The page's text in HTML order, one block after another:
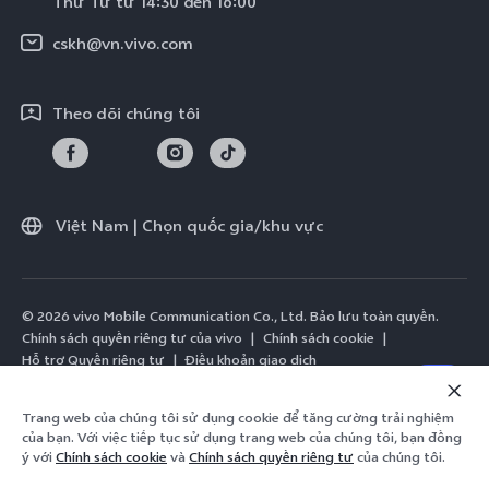
Truy vấn tiến độ sửa chữa
Chính sách bảo hành của vivo
Tải LUTs để khôi phục Log
Tính Bền Vững
cskh@vn.vivo.com
Theo dõi chúng tôi
Việt Nam | Chọn quốc gia/khu vực
© 2026 vivo Mobile Communication Co., Ltd. Bảo lưu toàn quyền.
Chính sách quyền riêng tư của vivo | Chính sách cookie |
Hỗ trợ Quyền riêng tư | Điều khoản giao dịch
Trang web của chúng tôi sử dụng cookie để tăng cường trải nghiệm
của bạn. Với việc tiếp tục sử dụng trang web của chúng tôi, bạn đồng
ý với Chính sách cookievà Chính sách quyền riêng tưcủa chúng tôi.